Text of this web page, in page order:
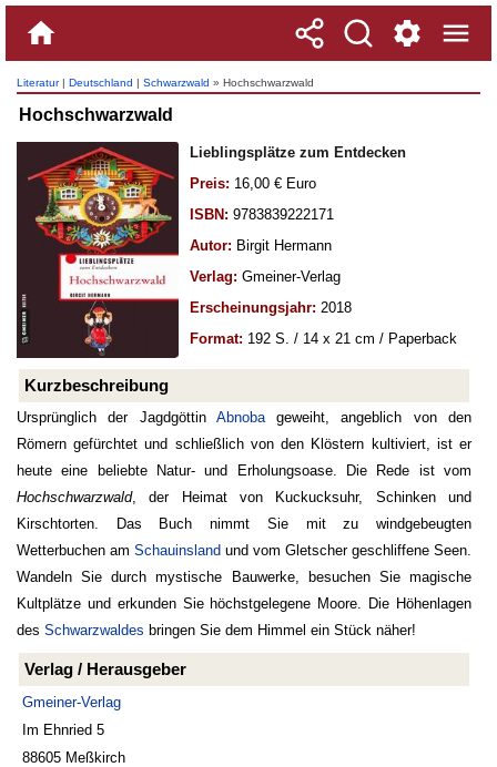
Literatur| Deutschland | Schwarzwald » Hochschwarzwald
Hochschwarzwald
Lieblingsplätze zum Entdecken
Preis: 16,00 € Euro
ISBN: 9783839222171
Autor: Birgit Hermann
Verlag: Gmeiner-Verlag
Erscheinungsjahr: 2018
Format: 192 S. / 14 x 21 cm / Paperback
Kurzbeschreibung
Ursprünglich der Jagdgöttin Abnobageweiht, angeblich von den
Römern gefürchtet und schließlich von den Klöstern kultiviert, ist er
heute eine beliebte Natur- und Erholungsoase. Die Rede ist vom
Hochschwarzwald, der Heimat von Kuckucksuhr, Schinken und
Kirschtorten. Das Buch nimmt Sie mit zu windgebeugten
Wetterbuchen am Schauinsland und vom Gletscher geschliffene Seen.
Wandeln Sie durch mystische Bauwerke, besuchen Sie magische
Kultplätze und erkunden Sie höchstgelegene Moore. Die Höhenlagen
des Schwarzwaldes bringen Sie dem Himmel ein Stück näher!
Verlag / Herausgeber
Gmeiner-Verlag
Im Ehnried 5
88605 Meßkirch